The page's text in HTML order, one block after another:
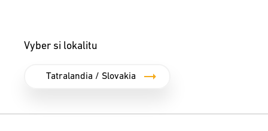
Vyber si lokalitu